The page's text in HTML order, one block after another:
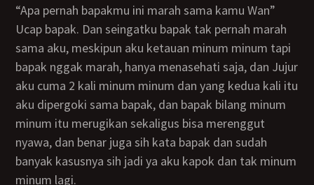
“Apa pernah bapakmu ini marah sama kamu Wan”
Ucap bapak. Dan seingatku bapak tak pernah marah
sama aku, meskipun aku ketauan minum minum tapi
bapak nggak marah, hanya menasehati saja, dan Jujur
aku cuma 2 kali minum minum dan yang kedua kali itu
aku dipergoki sama bapak, dan bapak bilang minum
minum itu merugikan sekaligus bisa merenggut
nyawa, dan benar juga sih kata bapak dan sudah
banyak kasusnya sih jadi ya aku kapok dan tak minum
minum lagi.